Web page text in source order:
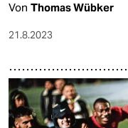
Von Thomas Wübker
21.8.2023